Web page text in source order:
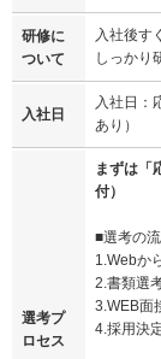
研修に
ついて
入社後す
しっかり
入社日
入社日：
あり）
選考プ
ロセス
まずは「
付）
■選考の
1.Webか
2.書類選
3.WEB面
4.採用決